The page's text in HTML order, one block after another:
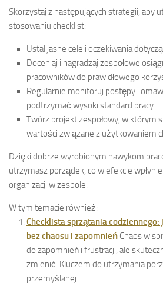
Skorzystaj z następujących strategii, aby
stosowaniu checklist:
Ustal jasne cele i oczekiwania
Doceniaj i nagradzaj zespołowe
pracowników do prawidłowego
Regularnie monitoruj postępy i
podtrzymać wysoki standard pracy.
Twórz projekt zespołowy, w którym
wartości związane z użytkowaniem
Dzięki dobrze wyrobionym nawykom
utrzymasz porządek, co w efekcie
organizacji w zespole.
W tym temacie również:
Checklista sprzątania
bez chaosu i zapomnień Chaos w
do zapomnień i frustracji, ale
zmienić. Kluczem do utrzymania
przemyślanej...